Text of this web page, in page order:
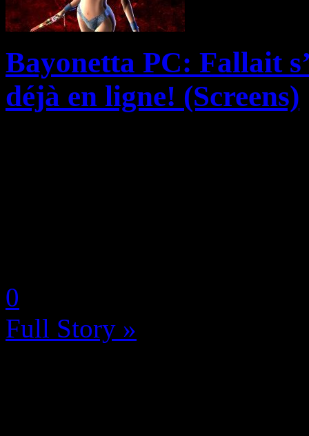
Bayonetta PC: Fallait
déjà en ligne! (Screens)
0
Full Story »